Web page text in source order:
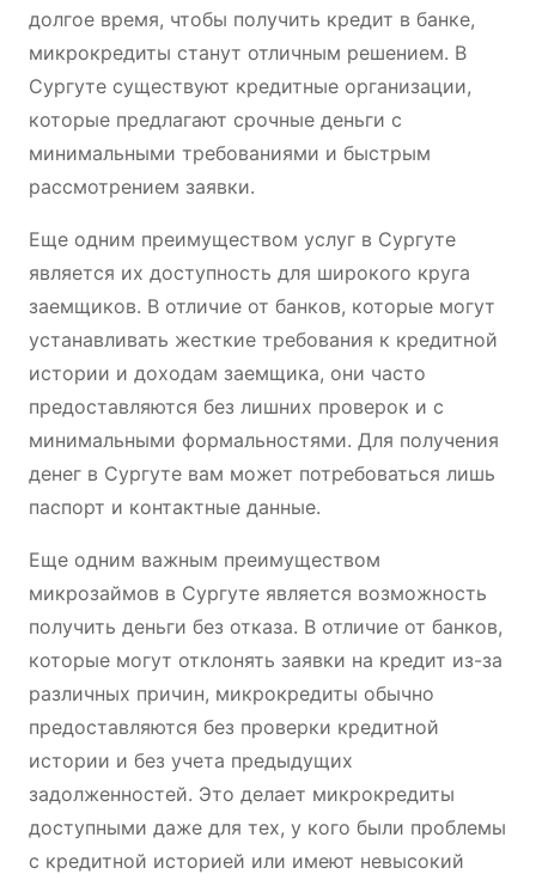
долгое время, чтобы получить кредит в банке,
микрокредиты станут отличным решением. В
Сургуте существуют кредитные организации,
которые предлагают срочные деньги с
минимальными требованиями и быстрым
рассмотрением заявки.
Еще одним преимуществом услуг в Сургуте
является их доступность для широкого круга
заемщиков. В отличие от банков, которые могут
устанавливать жесткие требования к кредитной
истории и доходам заемщика, они часто
предоставляются без лишних проверок и с
минимальными формальностями. Для получения
денег в Сургуте вам может потребоваться лишь
паспорт и контактные данные.
Еще одним важным преимуществом
микрозаймов в Сургуте является возможность
получить деньги без отказа. В отличие от банков,
которые могут отклонять заявки на кредит из-за
различных причин, микрокредиты обычно
предоставляются без проверки кредитной
истории и без учета предыдущих
задолженностей. Это делает микрокредиты
доступными даже для тех, у кого были проблемы
с кредитной историей или имеют невысокий